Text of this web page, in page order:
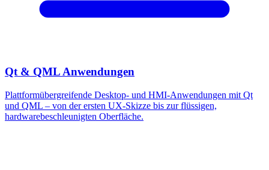
Qt & QML Anwendungen
Plattformübergreifende Desktop- und HMI-Anwendungen mit Qt
und QML – von der ersten UX-Skizze bis zur flüssigen,
hardwarebeschleunigten Oberfläche.